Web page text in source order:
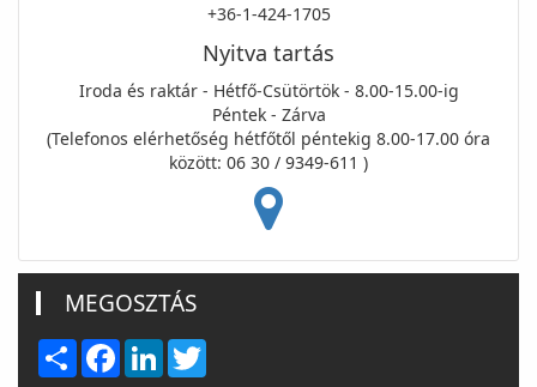
+36-1-424-1705
Nyitva tartás
Iroda és raktár - Hétfő-Csütörtök - 8.00-15.00-ig
Péntek - Zárva
(Telefonos elérhetőség hétfőtől péntekig 8.00-17.00 óra
között: 06 30 / 9349-611 )
MEGOSZTÁS
Share FacebookLinkedIn